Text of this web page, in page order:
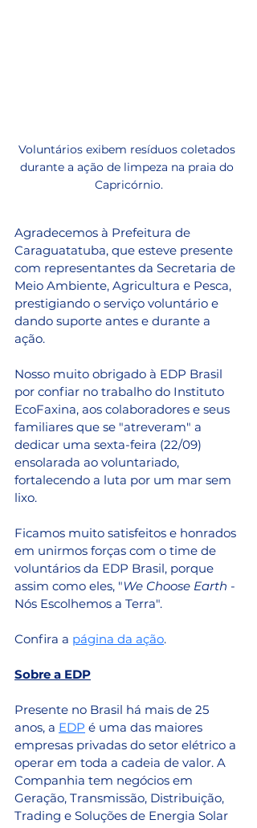
Voluntários exibem resíduos coletados
durante a ação de limpeza na praia do
Capricórnio.
Agradecemos à Prefeitura de
Caraguatatuba, que esteve presente
com representantes da Secretaria de
Meio Ambiente, Agricultura e Pesca,
prestigiando o serviço voluntário e
dando suporte antes e durante a
ação.
Nosso muito obrigado à EDP Brasil
por confiar no trabalho do Instituto
EcoFaxina, aos colaboradores e seus
familiares que se "atreveram" a
dedicar uma sexta-feira (22/09)
ensolarada ao voluntariado,
fortalecendo a luta por um mar sem
lixo.
Ficamos muito satisfeitos e honrados
em unirmos forças com o time de
voluntários da EDP Brasil, porque
assim como eles, "We Choose Earth -
Nós Escolhemos a Terra".
Confira a página da ação.
Sobre a EDP
Presente no Brasil há mais de 25
anos, a EDP é uma das maiores
empresas privadas do setor elétrico a
operar em toda a cadeia de valor. A
Companhia tem negócios em
Geração, Transmissão, Distribuição,
Trading e Soluções de Energia Solar